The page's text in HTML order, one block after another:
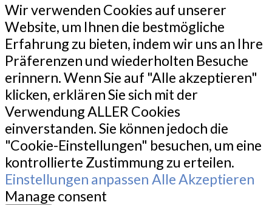
Wir verwenden Cookies auf unserer
Website, um Ihnen die bestmögliche
Erfahrung zu bieten, indem wir uns an Ihre
Präferenzen und wiederholten Besuche
erinnern. Wenn Sie auf "Alle akzeptieren"
klicken, erklären Sie sich mit der
Verwendung ALLER Cookies
einverstanden. Sie können jedoch die
"Cookie-Einstellungen" besuchen, um eine
kontrollierte Zustimmung zu erteilen.
Einstellungen anpassen Alle Akzeptieren
Manage consent